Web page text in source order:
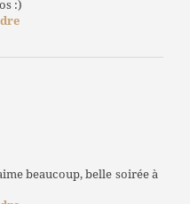
:)
beaucoup, belle soirée à